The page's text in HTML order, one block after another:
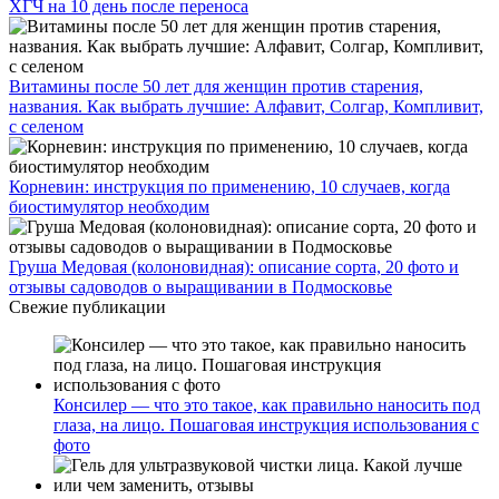
ХГЧ на 10 день после переноса
Витамины после 50 лет для женщин против старения,
названия. Как выбрать лучшие: Алфавит, Солгар, Компливит,
с селеном
Корневин: инструкция по применению, 10 случаев, когда
биостимулятор необходим
Груша Медовая (колоновидная): описание сорта, 20 фото и
отзывы садоводов о выращивании в Подмосковье
Свежие публикации
Консилер — что это такое, как правильно наносить под
глаза, на лицо. Пошаговая инструкция использования с
фото